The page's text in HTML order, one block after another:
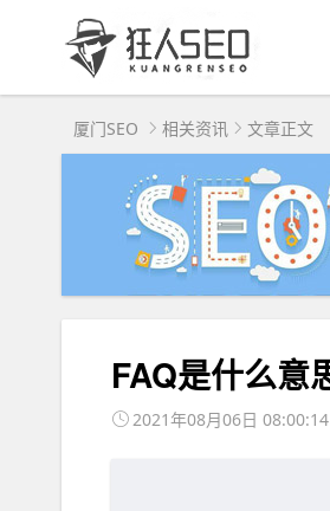
厦门SEO 相关资讯 文章正文
FAQ是什么意
2021年08月06日 08:00:14